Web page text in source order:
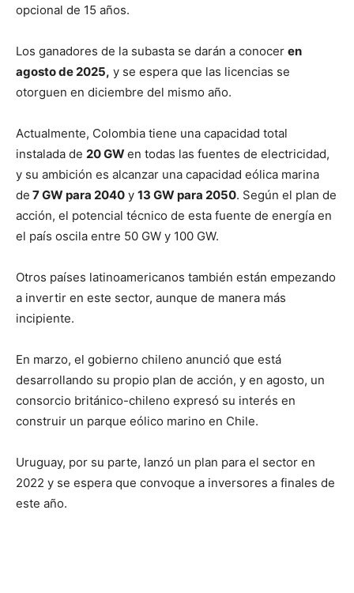
opcional de 15 años.
Los ganadores de la subasta se darán a conocer en
agosto de 2025, y se espera que las licencias se
otorguen en diciembre del mismo año.
Actualmente, Colombia tiene una capacidad total
instalada de 20 GWen todas las fuentes de electricidad,
y su ambición es alcanzar una capacidad eólica marina
de 7 GW para 2040 y 13 GW para 2050. Según el plan de
acción, el potencial técnico de esta fuente de energía en
el país oscila entre 50 GW y 100 GW.
Otros países latinoamericanos también están empezando
a invertir en este sector, aunque de manera más
incipiente.
En marzo, el gobierno chileno anunció que está
desarrollando su propio plan de acción, y en agosto, un
consorcio británico-chileno expresó su interés en
construir un parque eólico marino en Chile.
Uruguay, por su parte, lanzó un plan para el sector en
2022 y se espera que convoque a inversores a finales de
este año.